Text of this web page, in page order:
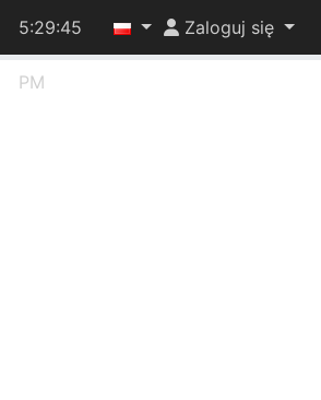
5:29:46
PM
Zaloguj się